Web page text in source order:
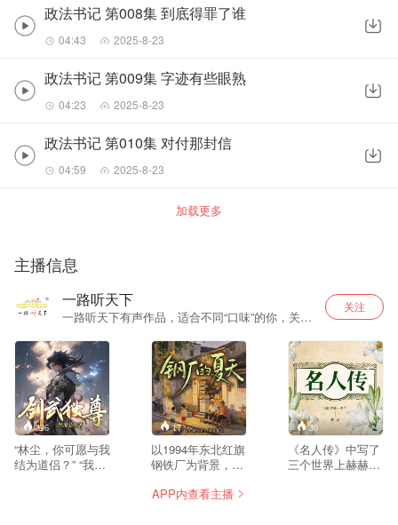
政法书记 第008集 到底得罪了谁
04:43 2025-8-23
政法书记 第009集 字迹有些眼熟
04:23 2025-8-23
政法书记 第010集 对付那封信
04:59 2025-8-23
加载更多
主播信息
一路听天下
一路听天下有声作品，适合不同“口味”的你，关注
关注
326
“林尘，你可愿与我
结为道侣？” “我拒
17
以1994年东北红旗
钢铁厂为背景，聚
的普通工人命运。
30
《名人传》中写了
三个世界上赫赫有
APP内查看主播